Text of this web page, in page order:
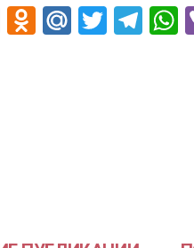
VK Mail.Ru